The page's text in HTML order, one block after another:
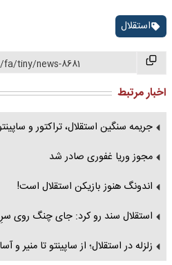
استقلال
tiny/news-8681
اخبار مرتبط
جریمه سنگین استقلال، تراکتور و
مجوز وریا غفوری صادر شد
اندونگ هنوز بازیکن استقلال است!
استقلال سند رو کرد: جای چنگ روی
زلزله در استقلال؛ از ساپینتو تا منیر